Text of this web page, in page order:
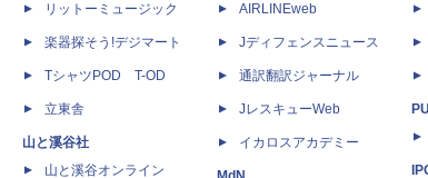
リットーミュージック
楽器探そう!デジマート
TシャツPOD T-OD
立東舎
山と溪谷社
山と溪谷オンライン
AIRLINEweb
Jディフェンスニュース
通訳翻訳ジャーナル
JレスキューWeb
イカロスアカデミー